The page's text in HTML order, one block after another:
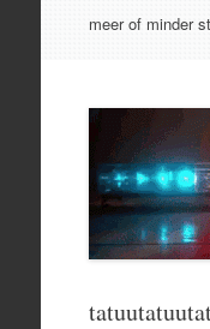
meer of minder